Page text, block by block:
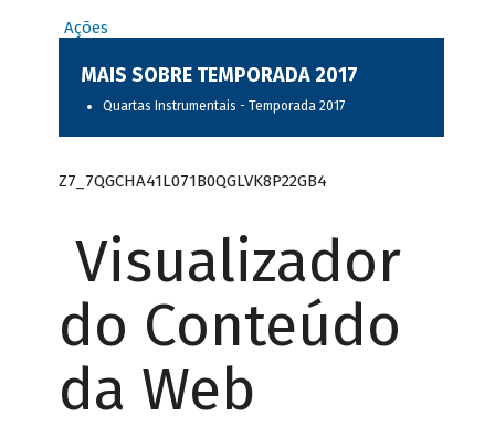
Ações
MAIS SOBRE TEMPORADA 2017
Quartas Instrumentais - Temporada 2017
Z7_7QGCHA41L071B0QGLVK8P22GB4
Visualizador
do Conteúdo
da Web